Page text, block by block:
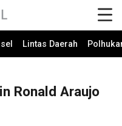
Lintas Daerah
Ronald Araujo